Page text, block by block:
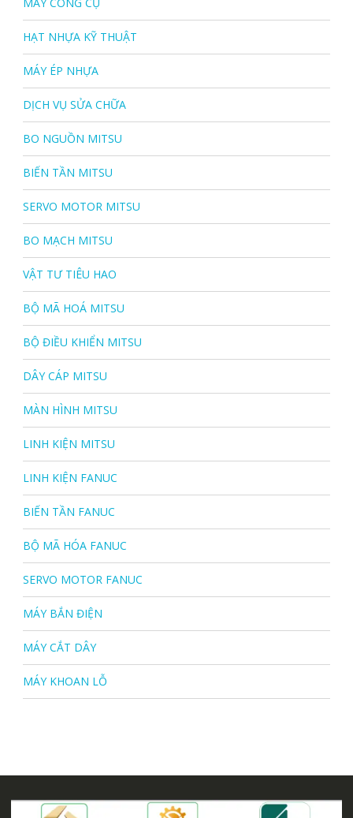
HẠT NHỰA KỸ THUẬT
MÁY ÉP NHỰA
DỊCH VỤ SỬA CHỮA
BO NGUỒN MITSU
BIẾN TẦN MITSU
SERVO MOTOR MITSU
BO MẠCH MITSU
VẬT TƯ TIÊU HAO
BỘ MÃ HOÁ MITSU
BỘ ĐIỀU KHIỂN MITSU
DÂY CÁP MITSU
MÀN HÌNH MITSU
LINH KIỆN MITSU
LINH KIỆN FANUC
BIẾN TẦN FANUC
BỘ MÃ HÓA FANUC
SERVO MOTOR FANUC
MÁY BẮN ĐIỆN
MÁY CẮT DÂY
MÁY KHOAN LỖ